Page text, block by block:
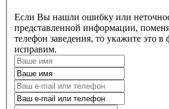
Если Вы нашли ошибку или
представленной информации,
телефон заведения, то укажите это
исправим.